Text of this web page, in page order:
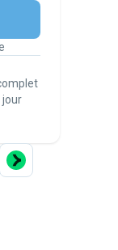
la
jour